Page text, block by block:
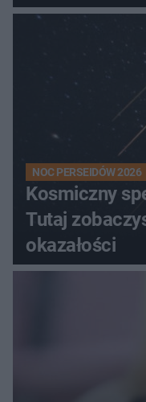
NOC PERSEIDÓW 2026
Kosmiczny
Tutaj
okazałości